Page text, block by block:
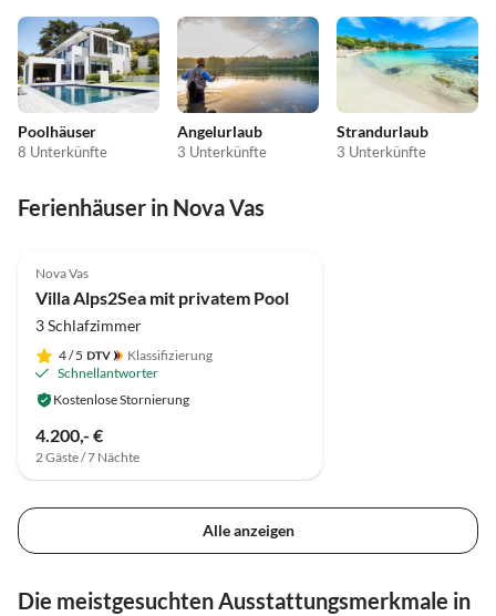
Poolhäuser
8 Unterkünfte
Angelurlaub
3 Unterkünfte
Strandurlaub
3 Unterkünfte
Ferienhäuser in Nova Vas
Nova Vas
Villa Alps2Sea mit privatem Pool
3 Schlafzimmer
4/ 5
Klassifizierung
Schnellantworter
Kostenlose Stornierung
4.200,- €
2 Gäste / 7 Nächte
Alle anzeigen
Die meistgesuchten Ausstattungsmerkmale in